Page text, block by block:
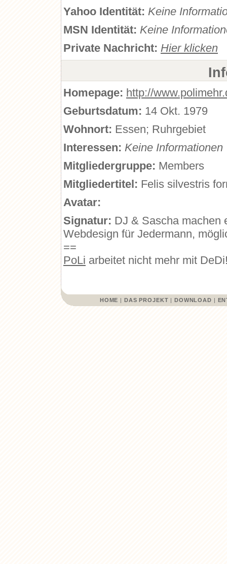
Yahoo Identität: Keine
MSN Identität: Keine
Private Nachricht: Hier klicken
Homepage: http://
Geburtsdatum: 14 Okt. 1979
Wohnort: Essen; Ruhrgebiet
Interessen: Keine Informationen
Mitgliedergruppe: Members
Mitgliedertitel: Felis silvestris
Avatar:
Signatur: DJ & Sascha machen
Webdesign für Jedermann,
==
PoLi arbeitet nicht mehr mit
HOME | DAS PROJEKT | DOWNLOAD |